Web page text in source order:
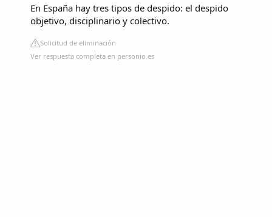
En España hay tres tipos de despido: el despido
objetivo, disciplinario y colectivo.
Solicitud de eliminación
Ver respuesta completa en personio.es